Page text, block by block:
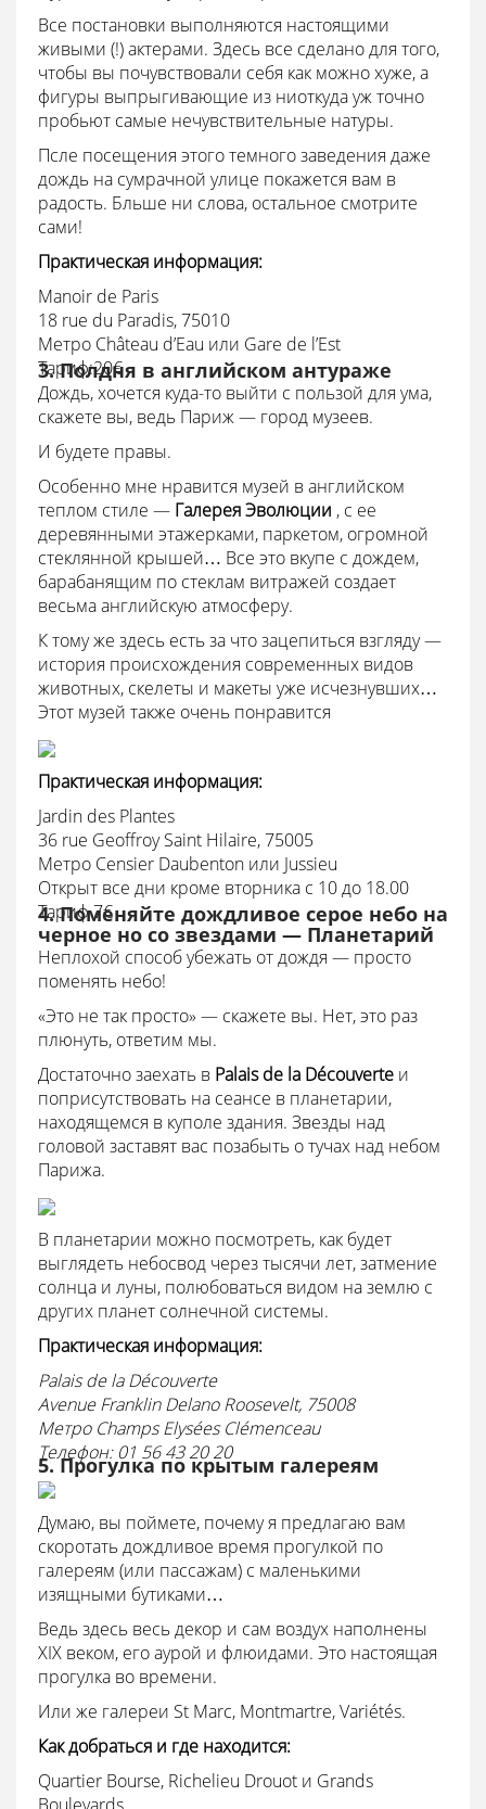
Все постановки выполняются настоящими
живыми (!) актерами. Здесь все сделано для того,
чтобы вы почувствовали себя как можно хуже, а
фигуры выпрыгивающие из ниоткуда уж точно
пробьют самые нечувствительные натуры.
Псле посещения этого темного заведения даже
дождь на сумрачной улице покажется вам в
радость. Бльше ни слова, остальное смотрите
сами!
Практическая информация:
Manoir de Paris
18 rue du Paradis, 75010
Mетро Château d’Eau или Gare de l’Est
Тариф:20€
3. Полдня в английском антураже
Дождь, хочется куда-то выйти с пользой для ума,
скажете вы, ведь Париж — город музеев.
И будете правы.
Особенно мне нравится музей в английском
теплом стиле — Галерея Эволюции , с ее
деревянными этажерками, паркетом, огромной
стеклянной крышей… Все это вкупе с дождем,
барабанящим по стеклам витражей создает
весьма английскую атмосферу.
К тому же здесь есть за что зацепиться взгляду —
история происхождения современных видов
животных, скелеты и макеты уже исчезнувших…
Этот музей также очень понравится
Практическая информация:
Jardin des Plantes
36 rue Geoffroy Saint Hilaire, 75005
Mетро Censier Daubenton или Jussieu
Открыт все дни кроме вторника с 10 до 18.00
Тариф 7€
4. Поменяйте дождливое серое небо на
черное но со звездами — Планетарий
Неплохой способ убежать от дождя — просто
поменять небо!
«Это не так просто» — скажете вы. Нет, это раз
плюнуть, ответим мы.
Достаточно заехать в Palais de la Découverte и
поприсутствовать на сеансе в планетарии,
находящемся в куполе здания. Звезды над
головой заставят вас позабыть о тучах над небом
Парижа.
В планетарии можно посмотреть, как будет
выглядеть небосвод через тысячи лет, затмение
солнца и луны, полюбоваться видом на землю с
других планет солнечной системы.
Практическая информация:
Palais de la Découverte
Avenue Franklin Delano Roosevelt, 75008
Mетро Champs Elysées Clémenceau
Tелефон: 01 56 43 20 20
5. Прогулка по крытым галереям
Думаю, вы поймете, почему я предлагаю вам
скоротать дождливое время прогулкой по
галереям (или пассажам) с маленькими
изящными бутиками…
Ведь здесь весь декор и сам воздух наполнены
XIX веком, его аурой и флюидами. Это настоящая
прогулка во времени.
Или же галереи St Marc, Montmartre, Variétés.
Как добраться и где находится:
Quartier Bourse, Richelieu Drouot и Grands